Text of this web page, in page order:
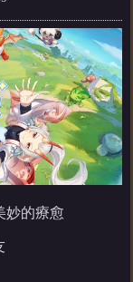
妙的療愈